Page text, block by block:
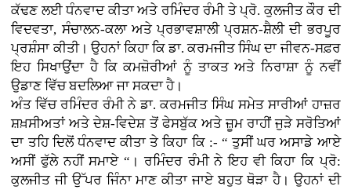
ਕੱਢਣ ਲਈ ਧੰਨਵਾਦ ਕੀਤਾ ਅਤੇ ਰਮਿੰਦਰ ਰੰਮੀ ਤੇ ਪ੍ਰੋ. ਕੁਲਜੀਤ ਕੌਰ ਦੀ
ਵਿਦਵਤਾ, ਸੰਚਾਲਨ-ਕਲਾ ਅਤੇ ਪ੍ਰਭਾਵਸ਼ਾਲੀ ਪ੍ਰਸ਼ਨ-ਸ਼ੈਲੀ ਦੀ ਭਰਪੂਰ
ਪ੍ਰਸ਼ੰਸਾ ਕੀਤੀ। ਉਹਨਾਂ ਕਿਹਾ ਕਿ ਡਾ. ਕਰਮਜੀਤ ਸਿੰਘ ਦਾ ਜੀਵਨ-ਸਫ਼ਰ
ਇਹ ਸਿਖਾਉਂਦਾ ਹੈ ਕਿ ਕਮਜ਼ੋਰੀਆਂ ਨੂੰ ਤਾਕਤ ਅਤੇ ਨਿਰਾਸ਼ਾ ਨੂੰ ਨਵੀਂ
ਉਡਾਣ ਵਿੱਚ ਬਦਲਿਆ ਜਾ ਸਕਦਾ ਹੈ।
ਅੰਤ ਵਿੱਚ ਰਮਿੰਦਰ ਰੰਮੀ ਨੇ ਡਾ. ਕਰਮਜੀਤ ਸਿੰਘ ਸਮੇਤ ਸਾਰੀਆਂ ਹਾਜ਼ਰ
ਸ਼ਖ਼ਸੀਅਤਾਂ ਅਤੇ ਦੇਸ਼-ਵਿਦੇਸ਼ ਤੋਂ ਫੇਸਬੁੱਕ ਅਤੇ ਜ਼ੂਮ ਰਾਹੀਂ ਜੁੜੇ ਸਰੋਤਿਆਂ
ਦਾ ਤਹਿ ਦਿਲੋਂ ਧੰਨਵਾਦ ਕੀਤਾ ਤੇ ਕਿਹਾ ਕਿ :- “ ਤੁਸੀਂ ਘਰ ਅਸਾਡੇ ਆਏ
ਅਸੀਂ ਫੁੱਲੇ ਨਹੀਂ ਸਮਾਏ “। ਰਮਿੰਦਰ ਰੰਮੀ ਨੇ ਇਹ ਵੀ ਕਿਹਾ ਕਿ ਪ੍ਰੋ:
ਕੁਲਜੀਤ ਜੀ ਉੱਪਰ ਜਿੰਨਾ ਮਾਣ ਕੀਤਾ ਜਾਏ ਬਹੁਤ ਥੋੜਾ ਹੈ। ਉਹਨਾਂ ਦੀ